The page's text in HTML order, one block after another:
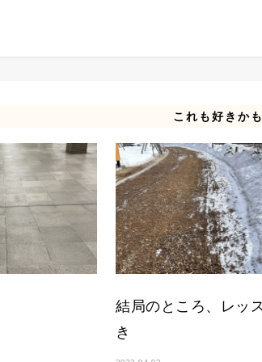
これも好きかも
結局のところ、レッ
き